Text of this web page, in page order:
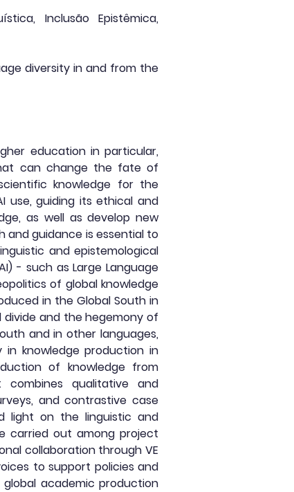
Inclusão Epistêmica,
diversity in and from the
education in particular,
can change the fate of
knowledge for the
use, guiding its ethical and
as well as develop new
and guidance is essential to
and epistemological
- such as Large Language
of global knowledge
in the Global South in
divide and the hegemony of
and in other languages,
knowledge production in
of knowledge from
combines qualitative and
and contrastive case
light on the linguistic and
carried out among project
collaboration through VE
to support policies and
academic production